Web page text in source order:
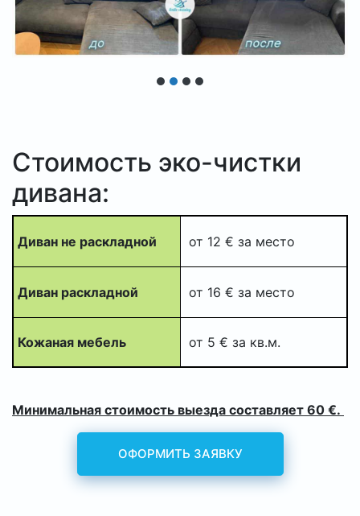
Стоимость эко-чистки
дивана:
Диван не раскладной от 12 € за место
Диван раскладной от 16 € за место
Кожаная мебель от 5 € за кв.м.
Минимальная стоимость выезда составляет 60 €.
ОФОРМИТЬ ЗАЯВКУ